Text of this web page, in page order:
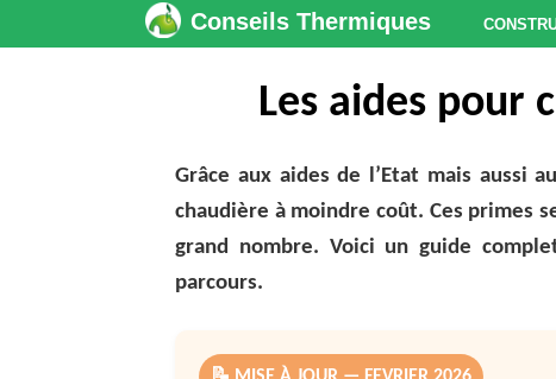
Conseils Thermiques
Les aides pour
Grâce aux aides de l’Etat mais aussi
chaudière à moindre coût. Ces primes
grand nombre. Voici un guide
parcours.